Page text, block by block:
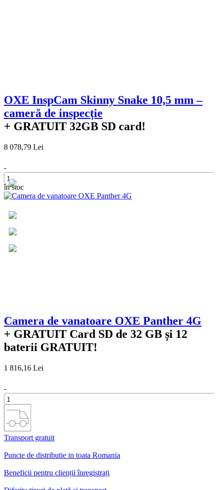
OXE InspCam Skinny Snake 10,5 mm –
cameră de inspecție
+ GRATUIT 32GB SD card!
8 078,79 Lei
-
+
în stoc
Camera de vanatoare OXE Panther 4G
+ GRATUIT Card SD de 32 GB și 12
baterii GRATUIT!
1 816,16 Lei
-
+
Transport gratuit
Puncte de distributie in toata Romania
Beneficii pentru clienții înregistrați